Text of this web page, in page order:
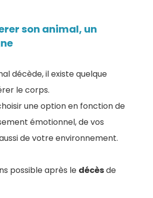
son animal, un
décède, il existe quelque
le corps.
une option en fonction de
émotionnel, de vos
de votre environnement.
possible après le décèsde